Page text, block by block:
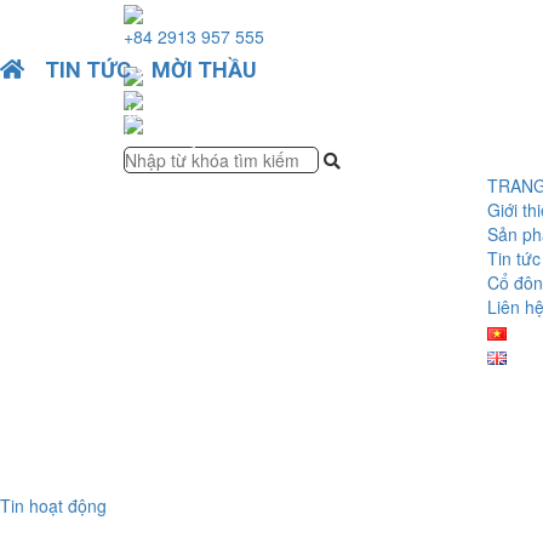
+84 2913 957 555
Giới
Sản
Tin tức
Cổ
Liên hệ
TIN TỨC> MỜI THẦU
Lorem Ipsum is simply dummy text of the printing and
has been the industry’s standard dummy text ever since the
Tin hoạt động